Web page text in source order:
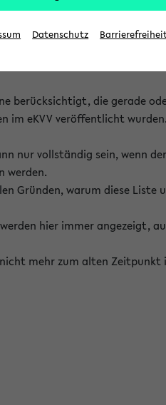
berücksichtigt, die gerade
im eKVV veröffentlicht
nur vollständig sein, wenn
werden.
Gründen, warum diese
hier immer angezeigt,
mehr zum alten Zeitpunkt
Datenschutz